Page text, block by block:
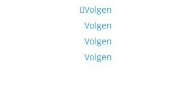
Volgen
Volgen
Volgen
Volgen